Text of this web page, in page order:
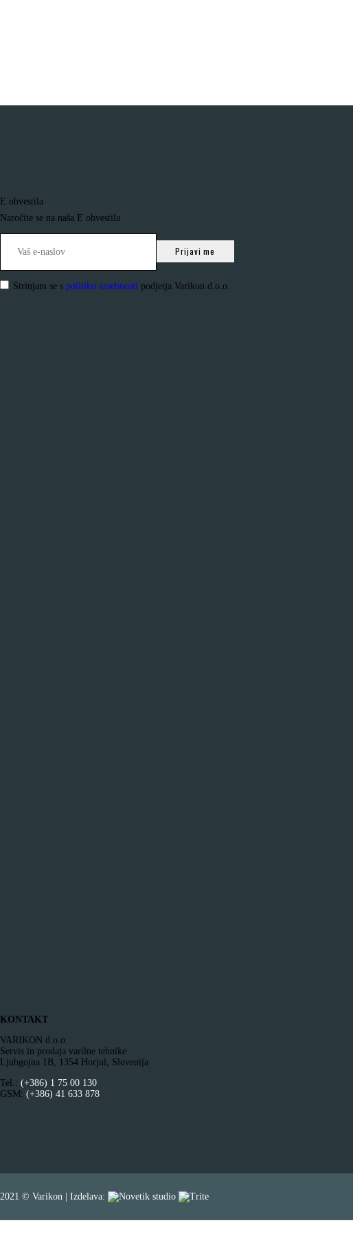
E obvestila
Naročite se na naša E obvestila
Strinjam se s politiko zasebnosti podjetja Varikon d.o.o.
KONTAKT
VARIKON d.o.o.
Servis in prodaja varilne tehnike
Ljubgojna 1B, 1354 Horjul, Slovenija
Tel.: (+386) 1 75 00 130
GSM: (+386) 41 633 878
2021 © Varikon | Izdelava: